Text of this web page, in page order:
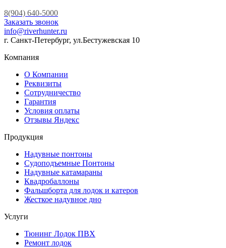
8(904) 640-5000
Заказать звонок
info@riverhunter.ru
г. Санкт-Петербург, ул.Бестужевская 10
Компания
О Компании
Реквизиты
Сотрудничество
Гарантия
Условия оплаты
Отзывы Яндекс
Продукция
Надувные понтоны
Судоподъемные Понтоны
Надувные катамараны
Квадробаллоны
Фальшборта для лодок и катеров
Жесткое надувное дно
Услуги
Тюнинг Лодок ПВХ
Ремонт лодок